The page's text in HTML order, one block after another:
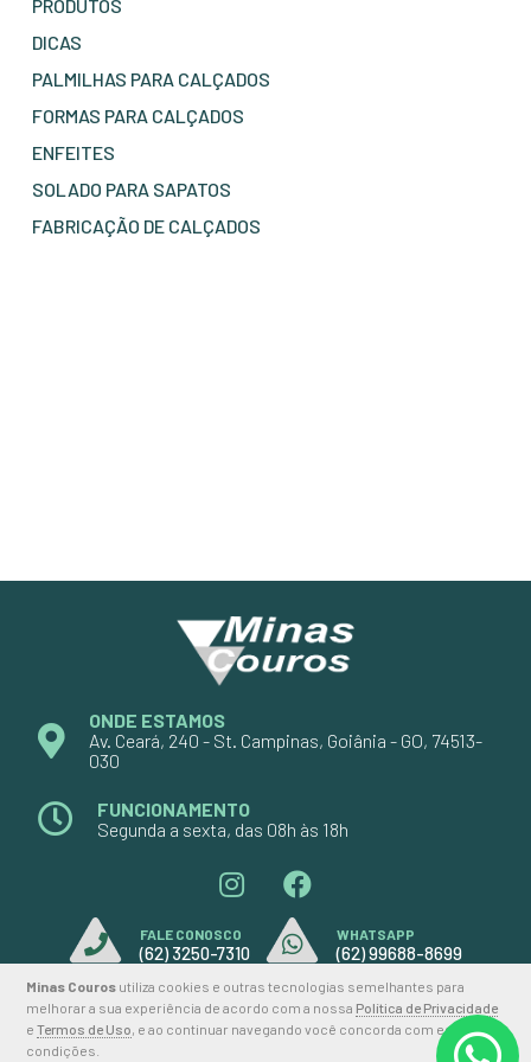
Minas Couros utiliza cookies e outras tecnologias semelhantes para
melhorar a sua experiência de acordo com a nossa Política de Privacidade
e Termos de Uso, e ao continuar navegando você concorda com estas
condições.
PRODUTOS
DICAS
PALMILHAS PARA CALÇADOS
FORMAS PARA CALÇADOS
ENFEITES
SOLADO PARA SAPATOS
FABRICAÇÃO DE CALÇADOS
ONDE ESTAMOS
Av. Ceará, 240 - St. Campinas, Goiânia - GO, 74513-
030
FUNCIONAMENTO
Segunda a sexta, das 08h às 18h
FALE CONOSCO
(62) 3250-7310
WHATSAPP
(62) 99688-8699
2026 © MINAS COUROS